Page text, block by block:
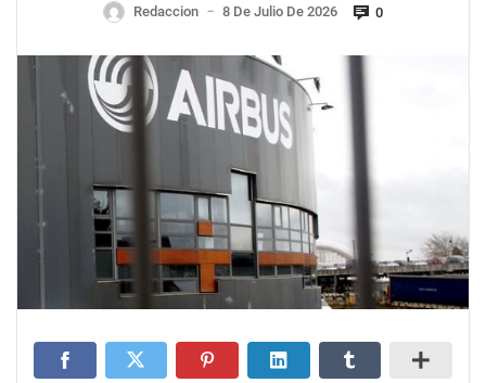
Redaccion — 8 De Julio De 2026 0